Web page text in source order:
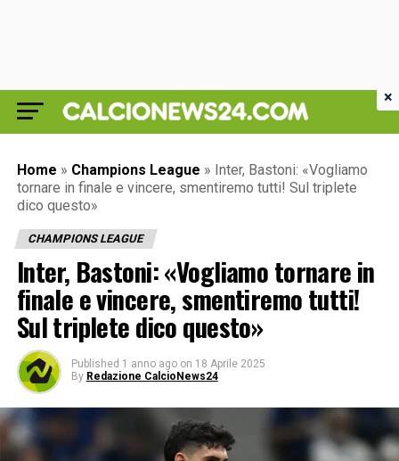
Home » Champions League » Inter, Bastoni: «Vogliamo
tornare in finale e vincere, smentiremo tutti! Sul triplete
dico questo»
CHAMPIONS LEAGUE
Inter, Bastoni: «Vogliamo tornare in
finale e vincere, smentiremo tutti!
Sul triplete dico questo»
Published 1 anno ago on 18 Aprile 2025
By Redazione CalcioNews24
×